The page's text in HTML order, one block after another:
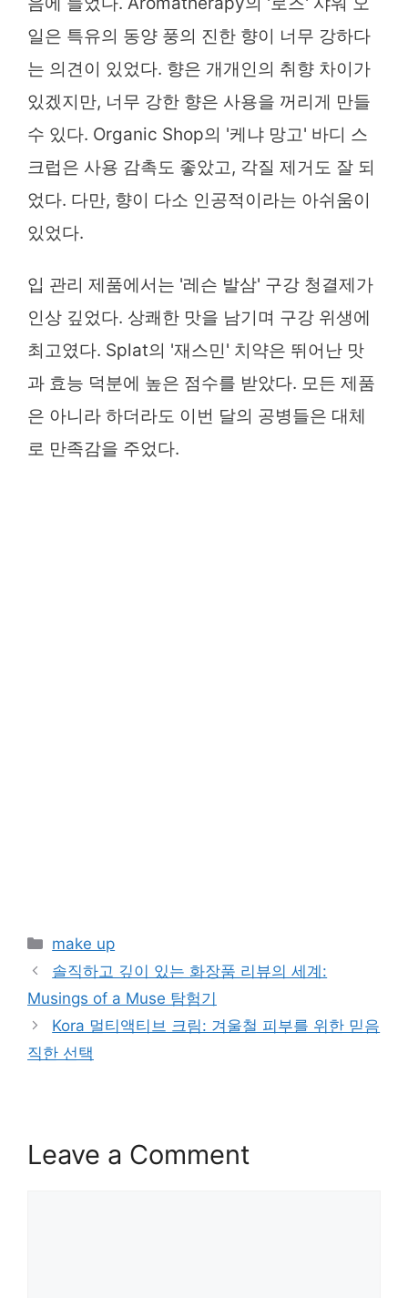
일은 특유의 동양 풍의 진한 향이 너무 강하다
는 의견이 있었다. 향은 개개인의 취향 차이가
있겠지만, 너무 강한 향은 사용을 꺼리게 만들
수 있다. Organic Shop의 '케냐 망고' 바디 스
크럽은 사용 감촉도 좋았고, 각질 제거도 잘 되
었다. 다만, 향이 다소 인공적이라는 아쉬움이
있었다.
입 관리 제품에서는 '레슨 발삼' 구강 청결제가
인상 깊었다. 상쾌한 맛을 남기며 구강 위생에
최고였다. Splat의 '재스민' 치약은 뛰어난 맛
과 효능 덕분에 높은 점수를 받았다. 모든 제품
은 아니라 하더라도 이번 달의 공병들은 대체
로 만족감을 주었다.
Categories
make up
솔직하고 깊이 있는 화장품 리뷰의 세계:
Musings of a Muse 탐험기
Kora 멀티액티브 크림: 겨울철 피부를 위한 믿음
직한 선택
Leave a Comment